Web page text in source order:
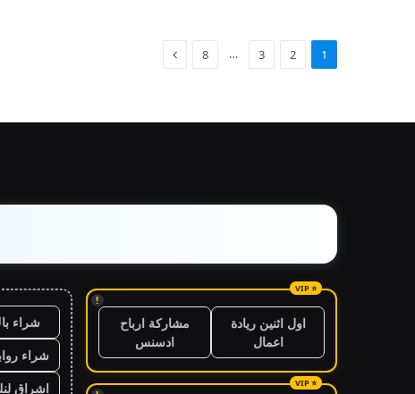
1
2
3
…
8
!
اول اثنين ريادة
اعمال
مشاركة ارباح
ادسنس
شراء
شراء
اشراق